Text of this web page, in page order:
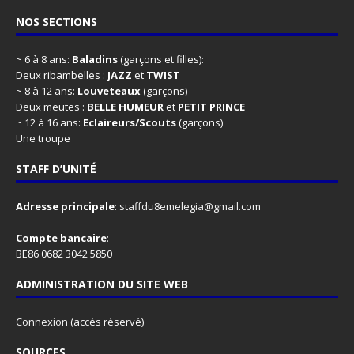
NOS SECTIONS
~ 6 à 8 ans: Baladins(garçons et filles):
Deux ribambelles : JAZZ et TWIST
~ 8 à 12 ans: Louveteaux(garçons)
Deux meutes : BELLE HUMEURet PETIT PRINCE
~ 12 à 16 ans: Eclaireurs/Scouts(garçons)
Une troupe
STAFF D’UNITÉ
Adresse principale: staffdu8emelegia@gmail.com
Compte bancaire:
BE86 0682 3042 5850
ADMINISTRATION DU SITE WEB
Connexion (accès réservé)